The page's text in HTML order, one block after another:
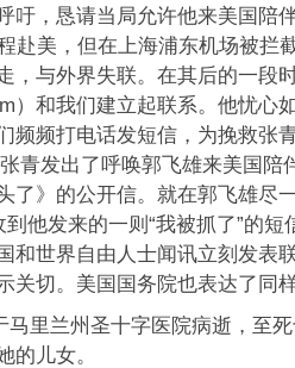
吁，恳请当局允许他来美国陪
赴美，但在上海浦东机场被拦
，与外界失联。在其后的一段
）和我们建立起联系。他忧心
频频打电话发短信，为挽救张
青发出了呼唤郭飞雄来美国陪
了》的公开信。就在郭飞雄尽
他发来的一则“我被抓了”的短
和世界自由人士闻讯立刻发表
关切。美国国务院也表达了同
马里兰州圣十字医院病逝，至
的儿女。